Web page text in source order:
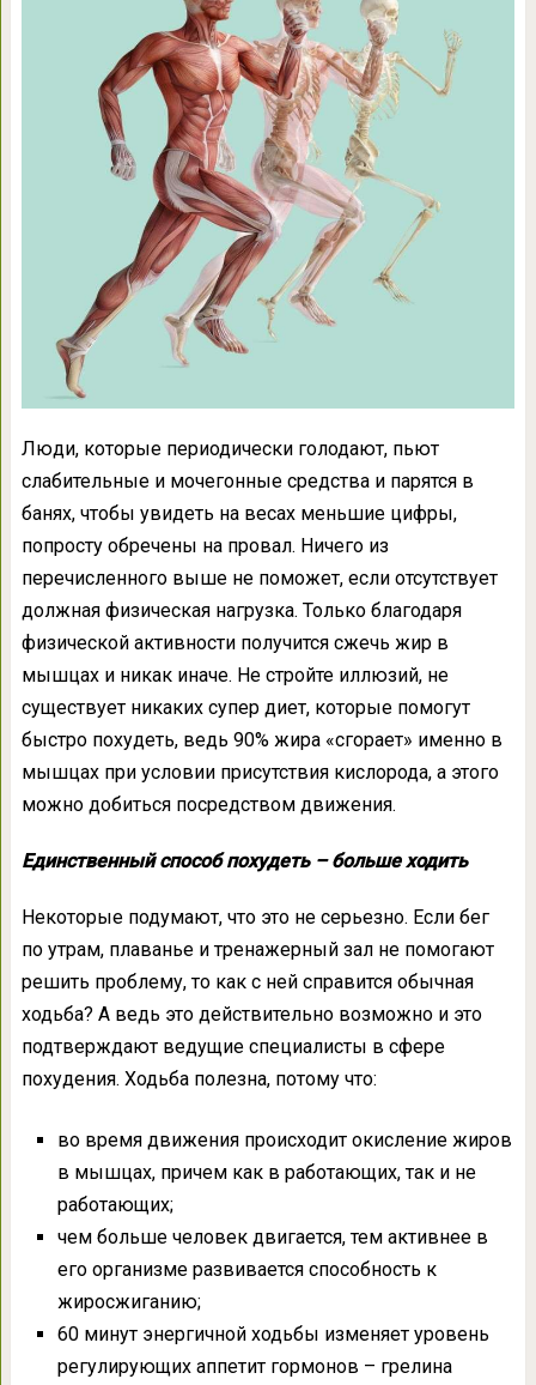
Люди, которые периодически голодают, пьют
слабительные и мочегонные средства и парятся в
банях, чтобы увидеть на весах меньшие цифры,
попросту обречены на провал. Ничего из
перечисленного выше не поможет, если отсутствует
должная физическая нагрузка. Только благодаря
физической активности получится сжечь жир в
мышцах и никак иначе. Не стройте иллюзий, не
существует никаких супер диет, которые помогут
быстро похудеть, ведь 90% жира «сгорает» именно в
мышцах при условии присутствия кислорода, а этого
можно добиться посредством движения.
Единственный способ похудеть – больше ходить
Некоторые подумают, что это не серьезно. Если бег
по утрам, плаванье и тренажерный зал не помогают
решить проблему, то как с ней справится обычная
ходьба? А ведь это действительно возможно и это
подтверждают ведущие специалисты в сфере
похудения. Ходьба полезна, потому что:
во время движения происходит окисление жиров
в мышцах, причем как в работающих, так и не
работающих;
чем больше человек двигается, тем активнее в
его организме развивается способность к
жиросжиганию;
60 минут энергичной ходьбы изменяет уровень
регулирующих аппетит гормонов – грелина